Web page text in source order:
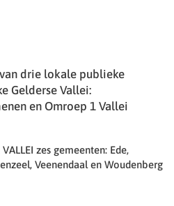
drie lokale publieke
Gelderse Vallei:
en Omroep 1 Vallei
zes gemeenten: Ede,
Veenendaal en Woudenberg